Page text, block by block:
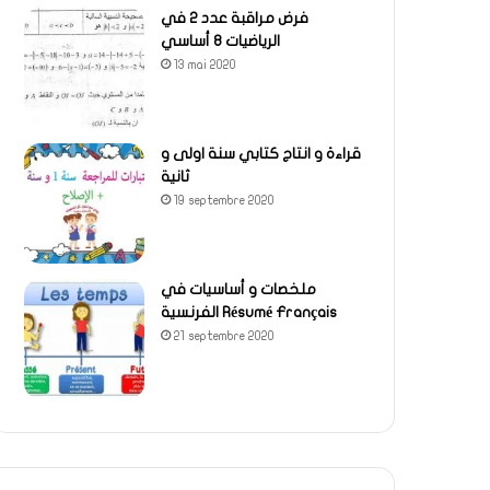
فرض مراقبة عدد 2 في
الرياضيات 8 أساسي
13 mai 2020
قراءة و انتاج كتابي سنة اولى و
ثانية
19 septembre 2020
ملخصات و أساسيات في
الفرنسية Résumé Français
21 septembre 2020